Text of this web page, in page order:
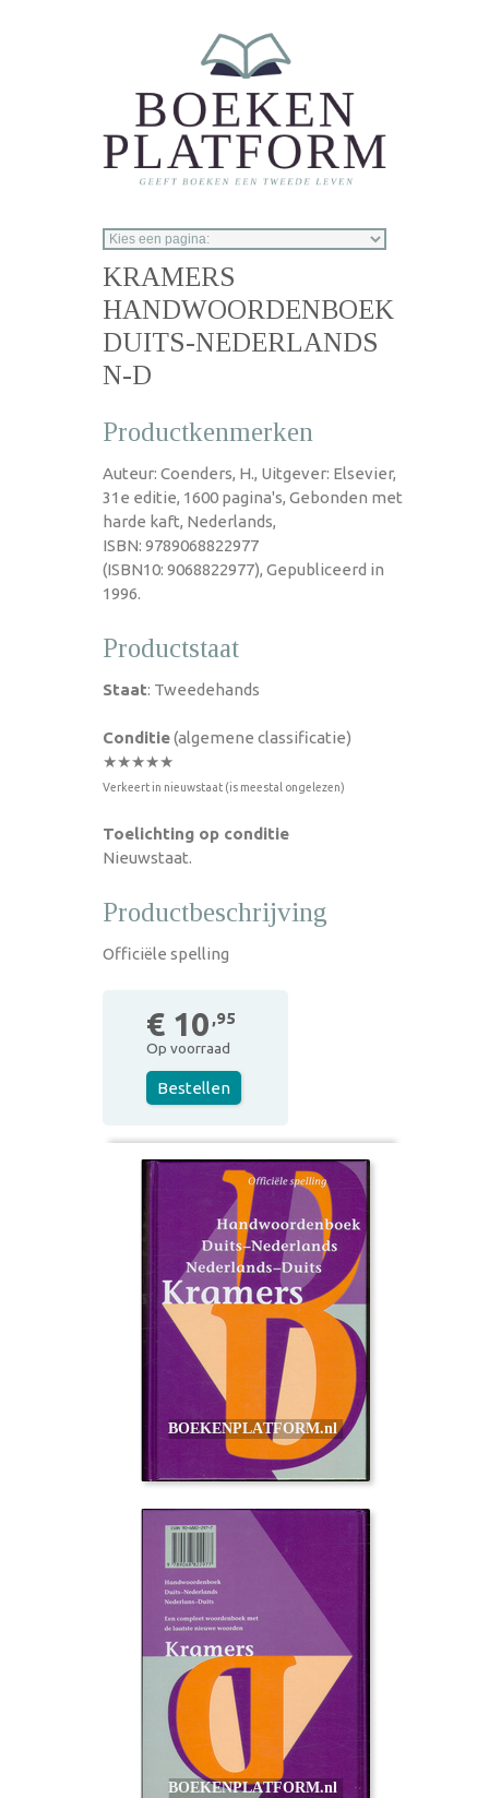
KRAMERS
HANDWOORDENBOEK
DUITS-NEDERLANDS
N-D
Productkenmerken
Auteur: Coenders, H., Uitgever: Elsevier,
31e editie, 1600 pagina's, Gebonden met
harde kaft, Nederlands,
ISBN: 9789068822977
(ISBN10: 9068822977), Gepubliceerd in
1996.
Productstaat
Staat: Tweedehands
Conditie(algemene classificatie)
★★★★★
Verkeert in nieuwstaat (is meestal ongelezen)
Toelichting op conditie
Nieuwstaat.
Productbeschrijving
Officiële spelling
€ 10 ,95
Op voorraad
Bestellen